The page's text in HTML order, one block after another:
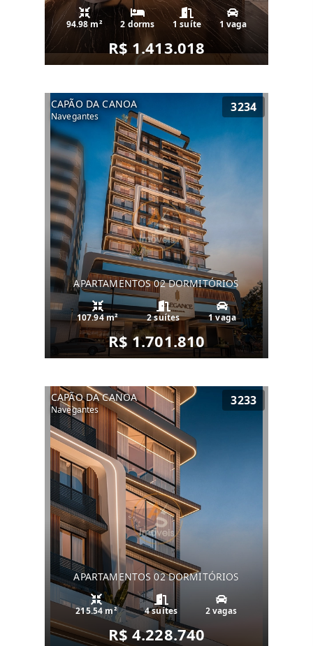
94.98 m² 2 dorms 1 suíte 1 vaga
R$ 1.413.018
CAPÃO DA CANOA
Navegantes
3234
APARTAMENTOS 02 DORMITÓRIOS
107.94 m² 2 suítes 1 vaga
R$ 1.701.810
CAPÃO DA CANOA
Navegantes
3233
APARTAMENTOS 02 DORMITÓRIOS
215.54 m² 4 suítes 2 vagas
R$ 4.228.740